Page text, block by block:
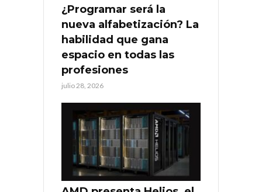
¿Programar será la
nueva alfabetización? La
habilidad que gana
espacio en todas las
profesiones
julio 28, 2026